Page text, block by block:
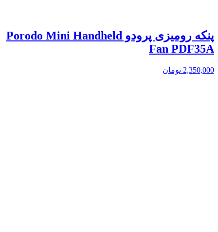
پنکه رومیزی پرودو Porodo Mini Handheld
Fan PDF35A
2,350,000 تومان